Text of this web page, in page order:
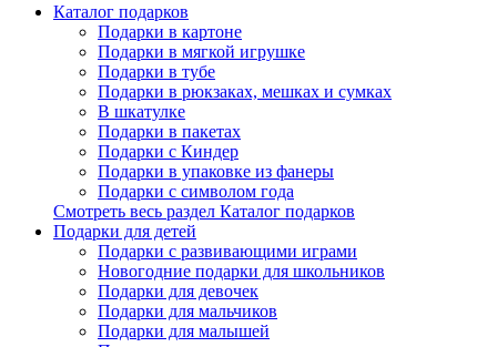
Каталог подарков
Подарки в картоне
Подарки в мягкой игрушке
Подарки в тубе
Подарки в рюкзаках, мешках и сумках
В шкатулке
Подарки в пакетах
Подарки с Киндер
Подарки в упаковке из фанеры
Подарки с символом года
Смотреть весь раздел Каталог подарков
Подарки для детей
Подарки с развивающими играми
Новогодние подарки для школьников
Подарки для девочек
Подарки для мальчиков
Подарки для малышей